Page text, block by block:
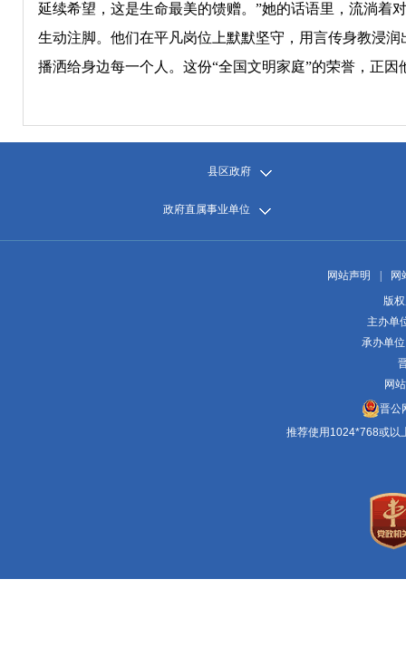
延续希望，这是生命最美的馈赠。”她的话语里，流淌着
生动注脚。他们在平凡岗位上默默坚守，用言传身教浸
播洒给身边每一个人。这份“全国文明家庭”的荣誉，正
县区政府
政府直属事业单位
网站声明
网
版
主办单
承办单
网
晋公
推荐使用1024*768或以